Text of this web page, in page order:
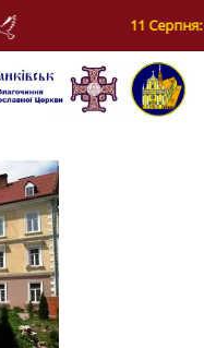
ЄВПЛА,